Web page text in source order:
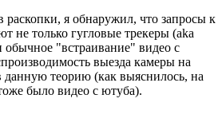
я обнаружил, что запросы к
не только гугловые трекеры (aka
"встраивание" видео с
выезда камеры на
данную теорию (как выяснилось, на
было видео с ютуба).